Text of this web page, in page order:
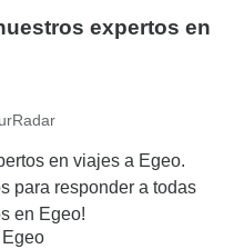
expertos en
en viajes a Egeo.
para responder a todas
en Egeo!